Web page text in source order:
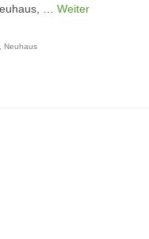
… Weiter
Neuhaus